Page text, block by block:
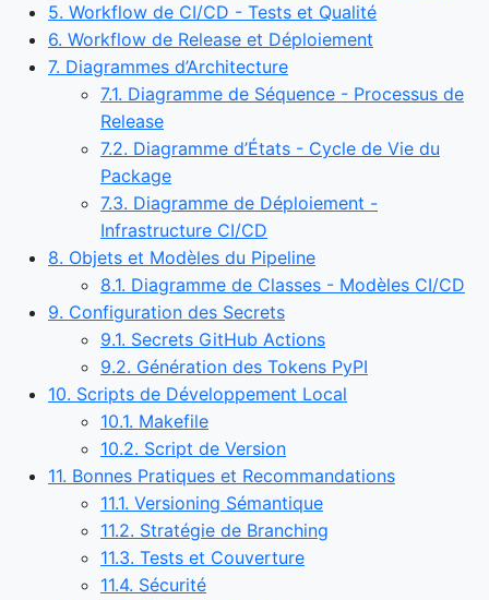
5. Workflow de CI/CD - Tests et Qualité
6. Workflow de Release et Déploiement
7. Diagrammes d’Architecture
7.1. Diagramme de Séquence - Processus de
Release
7.2. Diagramme d’États - Cycle de Vie du
Package
7.3. Diagramme de Déploiement -
Infrastructure CI/CD
8. Objets et Modèles du Pipeline
8.1. Diagramme de Classes - Modèles CI/CD
9. Configuration des Secrets
9.1. Secrets GitHub Actions
9.2. Génération des Tokens PyPI
10. Scripts de Développement Local
10.1. Makefile
10.2. Script de Version
11. Bonnes Pratiques et Recommandations
11.1. Versioning Sémantique
11.2. Stratégie de Branching
11.3. Tests et Couverture
11.4. Sécurité